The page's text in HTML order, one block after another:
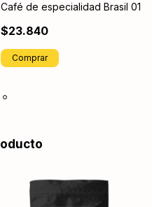
Café de especialidad Brasil 01
$23.840
Comprar